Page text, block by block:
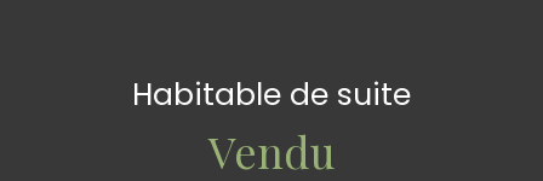
Habitable de suite
Vendu